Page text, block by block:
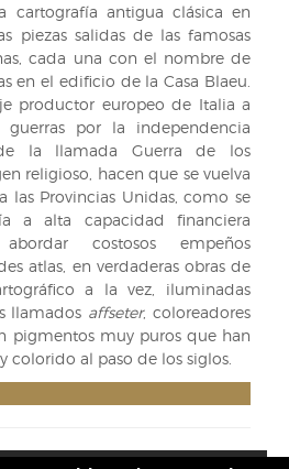
cartografía antigua clásica en
piezas salidas de las famosas
cada una con el nombre de
en el edificio de la Casa Blaeu.
productor europeo de Italia a
guerras por la independencia
la llamada Guerra de los
religioso, hacen que se vuelva
las Provincias Unidas, como se
a alta capacidad financiera
costosos empeños
atlas, en verdaderas obras de
a la vez, iluminadas
llamados affseter, coloreadores
pigmentos muy puros que han
colorido al paso de los siglos.